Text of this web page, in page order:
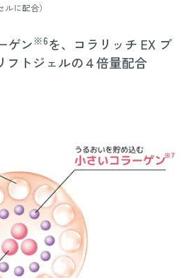
に配合）
ゲン※6を、コラリッチ EX ブ
フトジェルの４倍量配合